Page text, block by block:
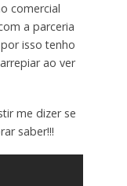
comercial
a parceria
por isso tenho
ao ver
me dizer se
saber!!!